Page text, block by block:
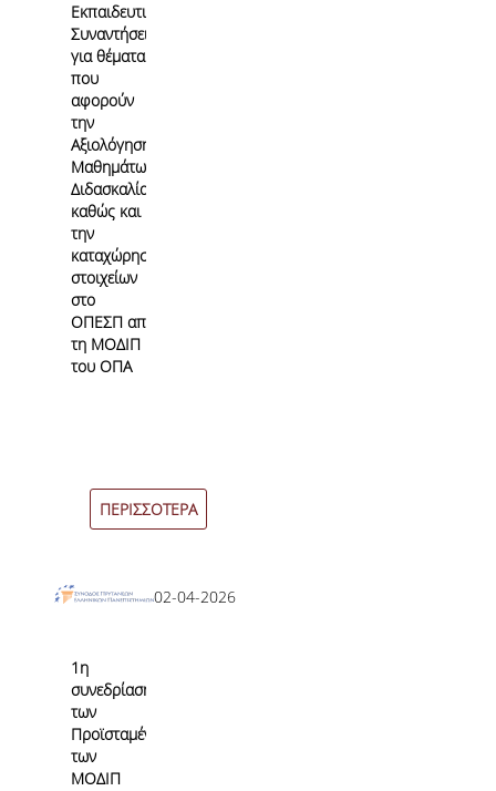
Εκπαιδευτικές
Συναντήσεις
για θέματα
που
αφορούν
την
Αξιολόγηση
Μαθημάτων/
Διδασκαλίας
καθώς και
την
καταχώρηση
στοιχείων
στο
ΟΠΕΣΠ από
τη ΜΟΔΙΠ
του ΟΠΑ
ΠΕΡΙΣΣΟΤΕΡΑ
02-04-2026
1η
συνεδρίαση
των
Προϊσταμένων
των
ΜΟΔΙΠ